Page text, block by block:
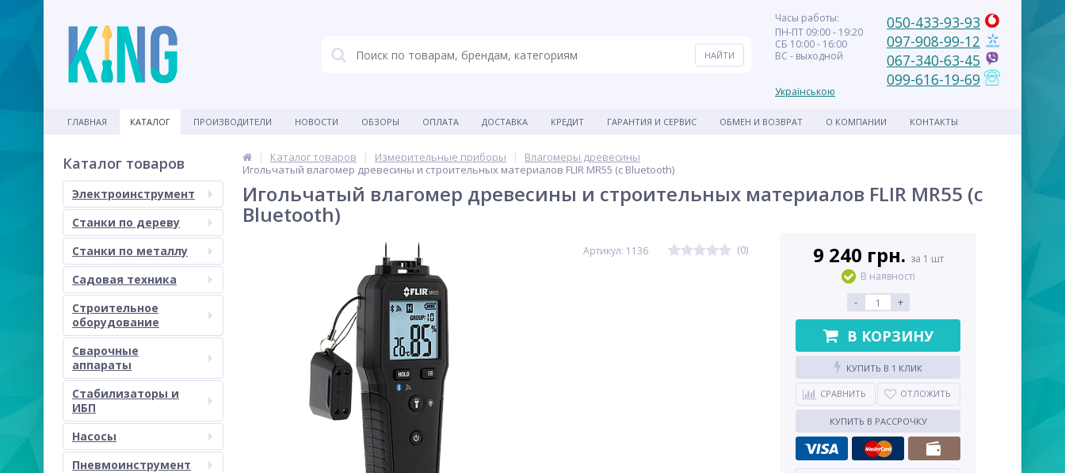
Часы работы:
ПН-ПТ 09:00 - 19:20
СБ 10:00 - 16:00
ВС - выходной
Українською
050-433-93-93
097-908-99-12
067-340-63-45
099-616-19-69
ГЛАВНАЯ КАТАЛОГ ПРОИЗВОДИТЕЛИ НОВОСТИ ОБЗОРЫ ОПЛАТА ДОСТАВКА КРЕДИТ ГАРАНТИЯ И СЕРВИС ОБМЕН И ВОЗВРАТ О КОМПАНИИ КОНТАКТЫ
Каталог товаров
Электроинструмент
Станки по дереву
Станки по металлу
Садовая техника
Строительное
оборудование
Сварочные
аппараты
Стабилизаторы и
ИБП
Насосы
Пневмоинструмент
Каталог товаров Измерительные приборы
Влагомеры древесины
Игольчатый влагомер древесины и строительных материалов FLIR MR55 (с Bluetooth)
Игольчатый влагомер древесины и строительных материалов FLIR MR55 (с
Bluetooth)
Артикул: 1136 (0) 9 240 грн. за 1 шт
В наявності
- +
В КОРЗИНУ
КУПИТЬ В 1 КЛИК
СРАВНИТЬ ОТЛОЖИТЬ
КУПИТЬ В РАССРОЧКУ